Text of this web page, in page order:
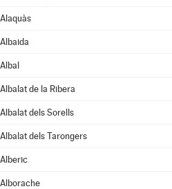
Alaquàs
Albaida
Albal
Albalat de la Ribera
Albalat dels Sorells
Albalat dels Tarongers
Alberic
Alborache